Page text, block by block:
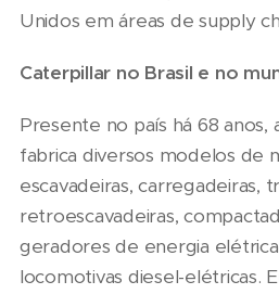
Unidos em áreas de supply
Caterpillar no Brasil e no
Presente no país há 68 anos,
fabrica diversos modelos de
escavadeiras, carregadeiras,
retroescavadeiras,
geradores de energia
locomotivas diesel-elétricas.